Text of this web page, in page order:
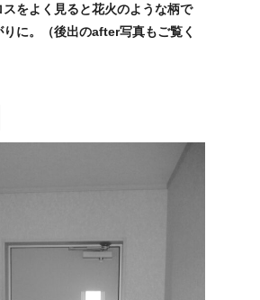
スをよく見ると花火のような柄で
に。（後出のafter写真もご覧く